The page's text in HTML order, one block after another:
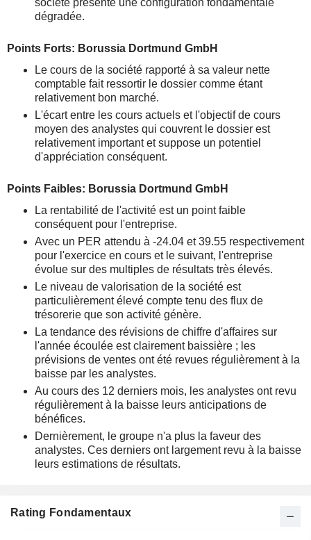
société présente une configuration fondamentale
dégradée.
Points Forts: Borussia Dortmund GmbH
Le cours de la société rapporté à sa valeur nette
comptable fait ressortir le dossier comme étant
relativement bon marché.
L'écart entre les cours actuels et l'objectif de cours
moyen des analystes qui couvrent le dossier est
relativement important et suppose un potentiel
d'appréciation conséquent.
Points Faibles: Borussia Dortmund GmbH
La rentabilité de l'activité est un point faible
conséquent pour l'entreprise.
Avec un PER attendu à -24.04 et 39.55 respectivement
pour l'exercice en cours et le suivant, l'entreprise
évolue sur des multiples de résultats très élevés.
Le niveau de valorisation de la société est
particulièrement élevé compte tenu des flux de
trésorerie que son activité génère.
La tendance des révisions de chiffre d'affaires sur
l'année écoulée est clairement baissière ; les
prévisions de ventes ont été revues régulièrement à la
baisse par les analystes.
Au cours des 12 derniers mois, les analystes ont revu
régulièrement à la baisse leurs anticipations de
bénéfices.
Dernièrement, le groupe n'a plus la faveur des
analystes. Ces derniers ont largement revu à la baisse
leurs estimations de résultats.
Rating Fondamentaux